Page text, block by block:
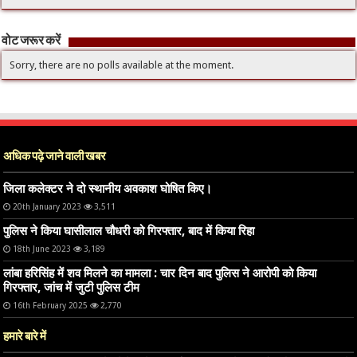
वोट जरूर करें
Sorry, there are no polls available at the moment.
अधिक पढ़े जाने वाली खबर
जिला कलेक्टर ने दो स्थानीय अवकाश घोषित किए।
20th January 2023 3,511
पुलिस ने किया घासीलाल चौधरी को गिरफ्तार, बाद में किया रिहा
18th June 2023 3,189
लांबा हरिसिंह में शव मिलने का मामला : चार दिन बाद पुलिस ने आरोपी को किया
गिरफ्तार, जांच में जुटी पुलिस टीम
16th February 2025 2,770
हमारे बारे में